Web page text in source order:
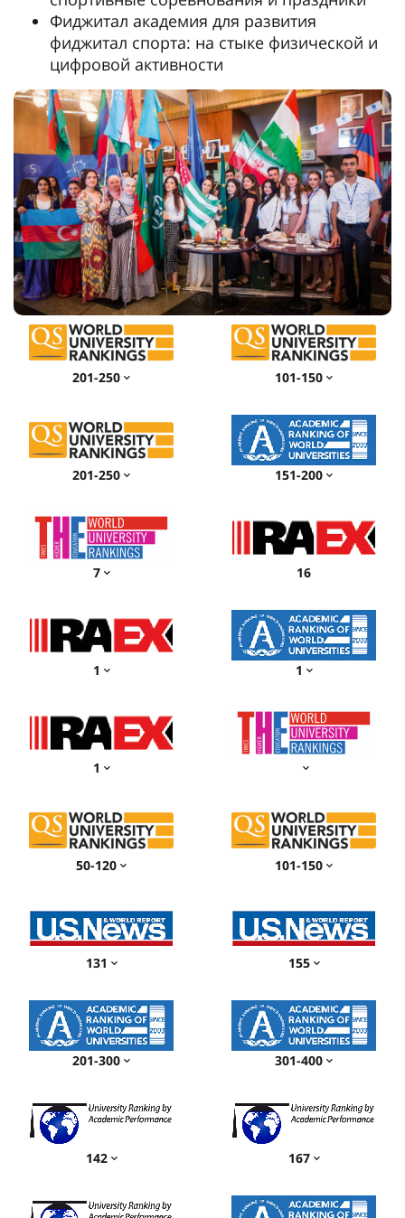
Фиджитал академия для развития
фиджитал спорта: на стыке физической и
цифровой активности
201-250 101-150
201-250 151-200
7 16
1 1
1
50-120 101-150
131 155
201-300 301-400
142 167